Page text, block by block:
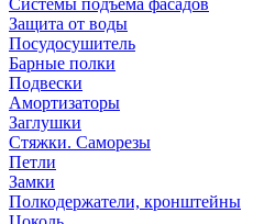
Системы подъема фасадов
Защита от воды
Посудосушитель
Барные полки
Подвески
Амортизаторы
Заглушки
Стяжки. Саморезы
Петли
Замки
Полкодержатели, кронштейны